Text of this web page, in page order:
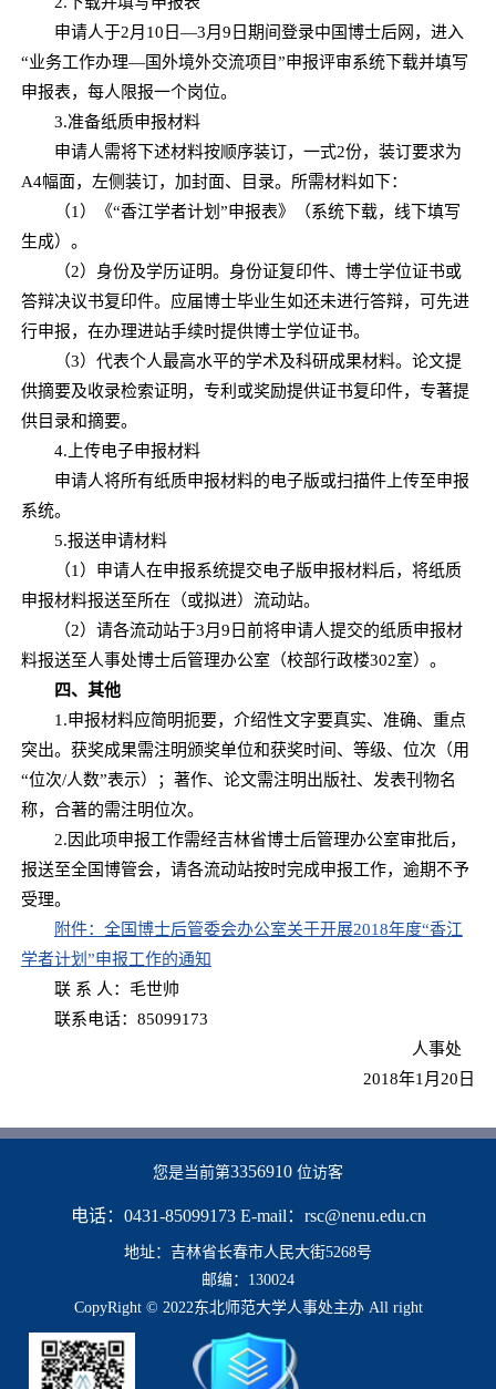
申请人于2月10日—3月9日期间登录中国博士后网，进入
“业务工作办理—国外境外交流项目”申报评审系统下载并填写
申报表，每人限报一个岗位。
3.准备纸质申报材料
申请人需将下述材料按顺序装订，一式2份，装订要求为
A4幅面，左侧装订，加封面、目录。所需材料如下：
（1）《“香江学者计划”申报表》（系统下载，线下填写
生成）。
（2）身份及学历证明。身份证复印件、博士学位证书或
答辩决议书复印件。应届博士毕业生如还未进行答辩，可先进
行申报，在办理进站手续时提供博士学位证书。
（3）代表个人最高水平的学术及科研成果材料。论文提
供摘要及收录检索证明，专利或奖励提供证书复印件，专著提
供目录和摘要。
4.上传电子申报材料
申请人将所有纸质申报材料的电子版或扫描件上传至申报
系统。
5.报送申请材料
（1）申请人在申报系统提交电子版申报材料后，将纸质
申报材料报送至所在（或拟进）流动站。
（2）请各流动站于3月9日前将申请人提交的纸质申报材
料报送至人事处博士后管理办公室（校部行政楼302室）。
四、其他
1.申报材料应简明扼要，介绍性文字要真实、准确、重点
突出。获奖成果需注明颁奖单位和获奖时间、等级、位次（用
“位次/人数”表示）；著作、论文需注明出版社、发表刊物名
称，合著的需注明位次。
2.因此项申报工作需经吉林省博士后管理办公室审批后，
报送至全国博管会，请各流动站按时完成申报工作，逾期不予
受理。
附件：全国博士后管委会办公室关于开展2018年度“香江
学者计划”申报工作的通知
联 系 人：毛世帅
联系电话：85099173
人事处
2018年1月20日
您是当前第3356910 位访客
电话：0431-85099173 E-mail：rsc@nenu.edu.cn
地址：吉林省长春市人民大街5268号
邮编：130024
CopyRight © 2022东北师范大学人事处主办 All right